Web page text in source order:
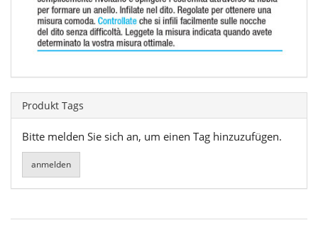
Produkt Tags
Bitte melden Sie sich an, um einen Tag hinzuzufügen.